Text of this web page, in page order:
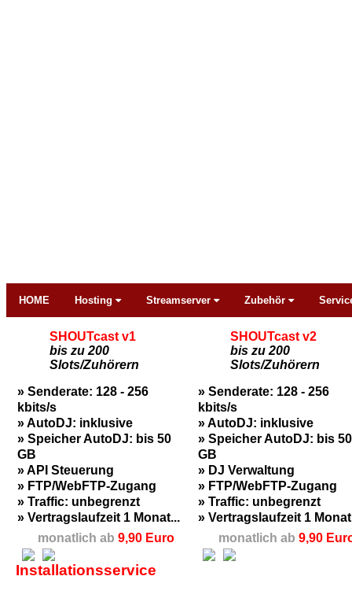
HOME Hosting Streamserver Zubehör
SHOUTcast v1
bis zu 200
Slots/Zuhörern
» Senderate: 128 - 256
kbits/s
» AutoDJ: inklusive
» Speicher AutoDJ: bis 50
GB
» API Steuerung
» FTP/WebFTP-Zugang
» Traffic: unbegrenzt
» Vertragslaufzeit 1 Monat...
monatlich ab 9,90 Euro
SHOUTcast v2
bis zu 200
Slots/Zuhörern
» Senderate: 128 - 256
kbits/s
» AutoDJ: inklusive
» Speicher AutoDJ: bis 50
GB
» DJ Verwaltung
» FTP/WebFTP-Zugang
» Traffic: unbegrenzt
» Vertragslaufzeit 1
monatlich ab 9,90
Installationsservice